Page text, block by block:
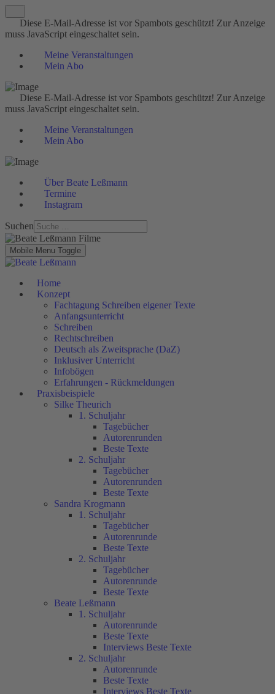
Diese E-Mail-Adresse ist vor Spambots geschützt! Zur Anzeige
muss JavaScript eingeschaltet sein.
Meine Veranstaltungen
Mein Abo
Diese E-Mail-Adresse ist vor Spambots geschützt! Zur Anzeige
muss JavaScript eingeschaltet sein.
Meine Veranstaltungen
Mein Abo
Über Beate Leßmann
Termine
Instagram
Suchen
Mobile Menu Toggle
Home
Konzept
Fachtagung Schreiben eigener Texte
Anfangsunterricht
Schreiben
Rechtschreiben
Deutsch als Zweitsprache (DaZ)
Inklusiver Unterricht
Infobögen
Erfahrungen - Rückmeldungen
Praxisbeispiele
Silke Theurich
1. Schuljahr
Tagebücher
Autorenrunden
Beste Texte
2. Schuljahr
Tagebücher
Autorenrunden
Beste Texte
Sandra Krogmann
1. Schuljahr
Tagebücher
Autorenrunde
Beste Texte
2. Schuljahr
Tagebücher
Autorenrunde
Beste Texte
Beate Leßmann
1. Schuljahr
Autorenrunde
Beste Texte
Interviews Beste Texte
2. Schuljahr
Autorenrunde
Beste Texte
Interviews Beste Texte